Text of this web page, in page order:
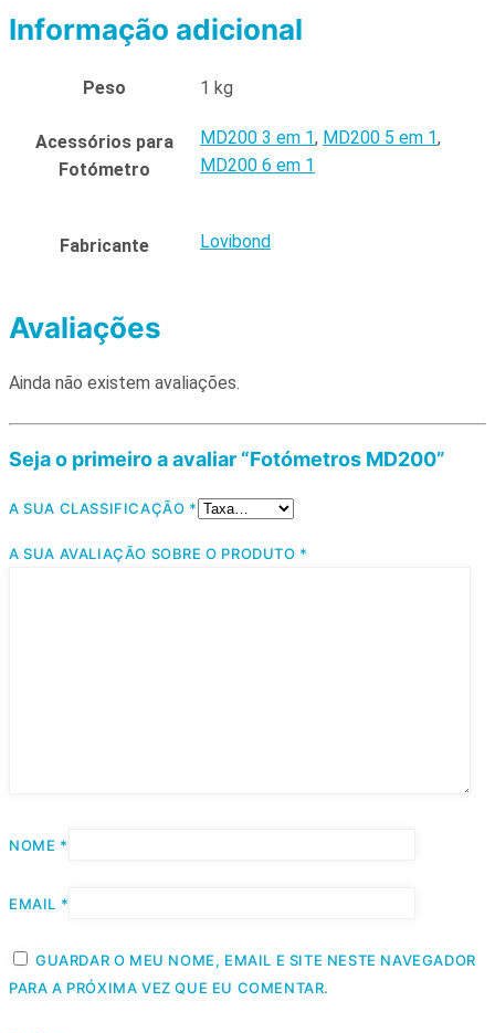
Informação adicional
Peso 1 kg
Acessórios para
Fotómetro
MD200 3 em 1, MD200 5 em 1,
MD200 6 em 1
Fabricante Lovibond
Avaliações
Ainda não existem avaliações.
Seja o primeiro a avaliar “Fotómetros MD200”
A SUA CLASSIFICAÇÃO *
A SUA AVALIAÇÃO SOBRE O PRODUTO *
NOME *
EMAIL *
GUARDAR O MEU NOME, EMAIL E SITE NESTE NAVEGADOR
PARA A PRÓXIMA VEZ QUE EU COMENTAR.